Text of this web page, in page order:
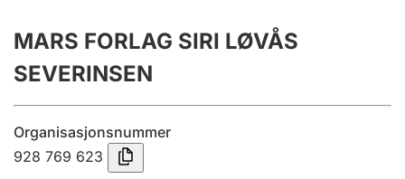
Årsrekneskap
Innsending og forseinkingsgebyr
Tinglysing
MARS FORLAG SIRI LØVÅS
SEVERINSEN
Organisasjonsnummer
928 769 623